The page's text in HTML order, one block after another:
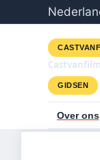
GIDSEN
Over ons